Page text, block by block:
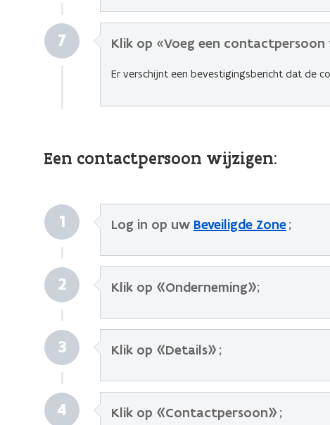
7 Klik op «Voeg een
Er verschijnt een bevestigingsbericht dat de
Een contactpersoon wijzigen:
1 Log in op uw Beveiligde Zone;
2 Klik op «Onderneming»;
3 Klik op «Details» ;
4 Klik op «Contactpersoon» ;